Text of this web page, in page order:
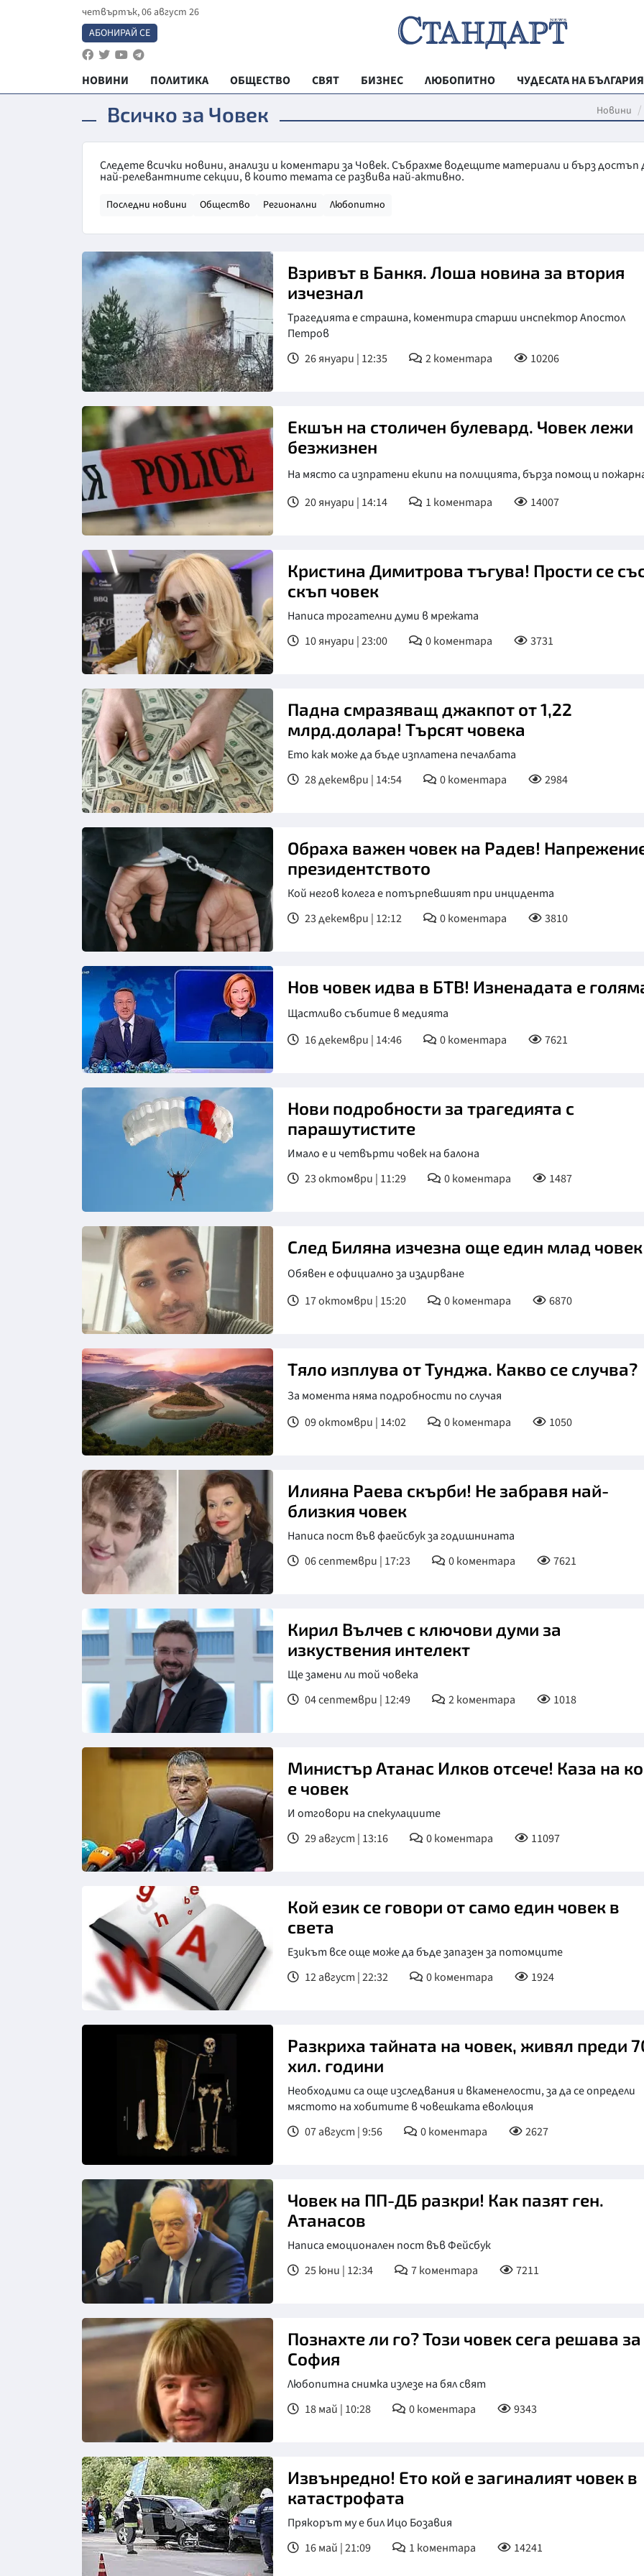
четвъртък, 06 август 26
АБОНИРАЙ СЕ
НОВИНИ ПОЛИТИКА ОБЩЕСТВО СВЯТ БИЗНЕС ЛЮБОПИТНО
ЧУДЕСАТА НА БЪЛГАРИЯ
РЕГИОНАЛНИ
МЛАДЕЖКА
ДА! НА
ОБЯВИ
Всичко за Човек Новини
Следете всички новини, анализи и коментари за Човек. Събрахме водещите материали и бърз достъп
най-релевантните секции, в които темата се развива най-активно.
Последни новини Общество Регионални Любопитно
Снимка: БГНЕС
Взривът в Банкя. Лоша новина за втория
изчезнал
Трагедията е страшна, коментира старши инспектор Апостол
Петров
26 януари | 12:35
2коментара 10206
Снимка: Фото:bTV
Екшън на столичен булевард. Човек лежи
безжизнен
На място са изпратени екипи на полицията, бърза помощ и
20 януари | 14:14
1 коментара 14007
Кристина Димитрова тъгува! Прости се
скъп човек
Написа трогателни думи в мрежата
10 януари | 23:00
0коментара 3731
Падна смразяващ джакпот от 1,22
млрд.долара! Търсят човека
Ето как може да бъде изплатена печалбата
28 декември | 14:54
0коментара 2984
Обраха важен човек на Радев!
президентството
Кой негов колега е потърпевшият при инцидента
23 декември | 12:12
0коментара 3810
Нов човек идва в БТВ! Изненадата е
Щастливо събитие в медията
16 декември | 14:46
0коментара 7621
Нови подробности за трагедията с
парашутистите
Имало е и четвърти човек на балона
23 октомври | 11:29
0коментара 1487
След Биляна изчезна още един млад човек
Обявен е официално за издирване
17 октомври | 15:20
0коментара 6870
Тяло изплува от Тунджа. Какво се случва?
За момента няма подробности по случая
09 октомври | 14:02
0коментара 1050
Илияна Раева скърби! Не забравя най-
близкия човек
Написа пост във фаейсбук за годишнината
06 септември | 17:23
0коментара 7621
Кирил Вълчев с ключови думи за
изкуствения интелект
Ще замени ли той човека
04 септември | 12:49
2коментара 1018
Министър Атанас Илков отсече! Каза на
е човек
И отговори на спекулациите
29 август | 13:16
0коментара 11097
Кой език се говори от само един човек в
света
Езикът все още може да бъде запазен за потомците
12 август | 22:32
0коментара 1924
Разкриха тайната на човек, живял преди
хил. години
Необходими са още изследвания и вкаменелости, за да се определи
мястото на хобитите в човешката еволюция
07 август | 9:56
0коментара 2627
Човек на ПП-ДБ разкри! Как пазят ген.
Атанасов
Написа емоционален пост във Фейсбук
25 юни | 12:34
7коментара 7211
Познахте ли го? Този човек сега решава за
София
Любопитна снимка излезе на бял свят
18 май | 10:28
0коментара 9343
Извънредно! Ето кой е загиналият човек в
катастрофата
Прякорът му е бил Ицо Бозавия
16 май | 21:09
1 коментара 14241